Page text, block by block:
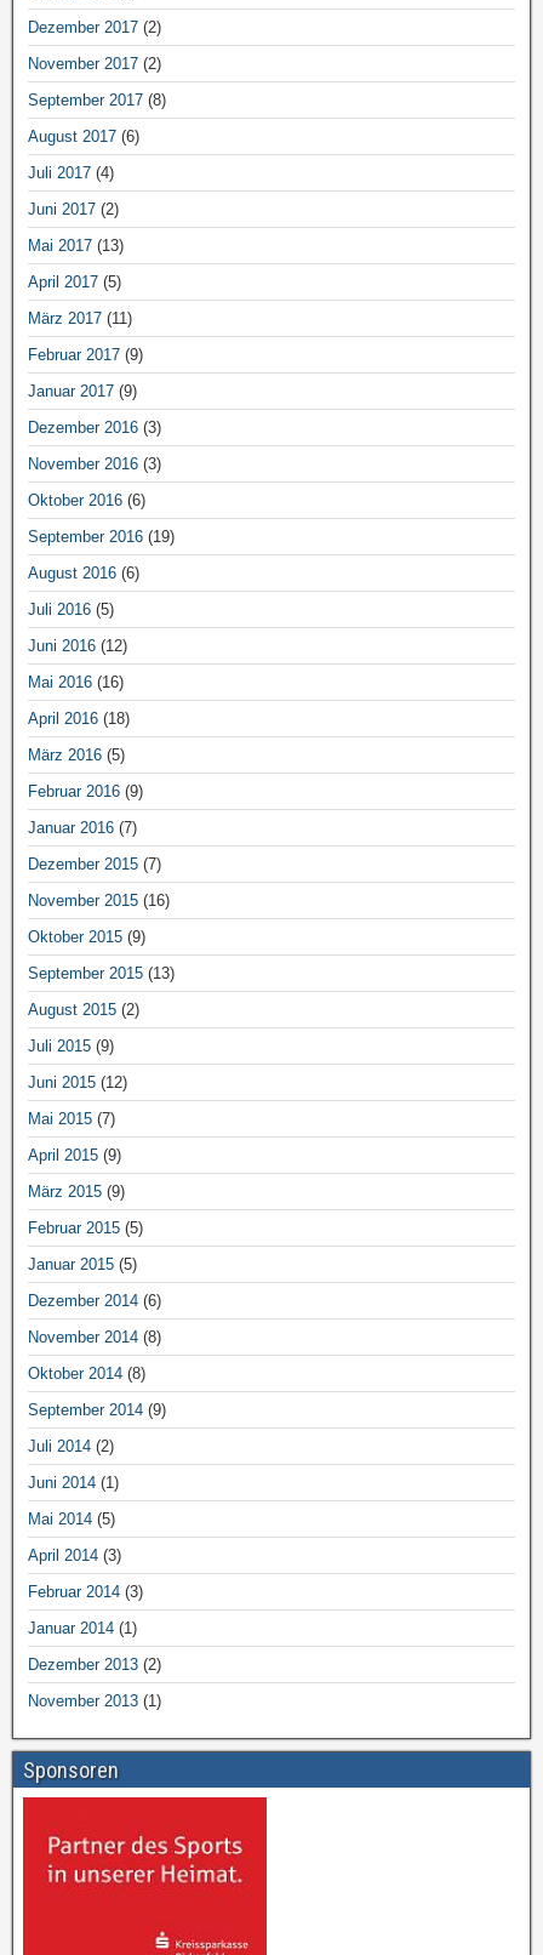
Dezember 2017 (2)
November 2017 (2)
September 2017 (8)
August 2017 (6)
Juli 2017 (4)
Juni 2017 (2)
Mai 2017 (13)
April 2017 (5)
März 2017 (11)
Februar 2017 (9)
Januar 2017 (9)
Dezember 2016 (3)
November 2016 (3)
Oktober 2016 (6)
September 2016 (19)
August 2016 (6)
Juli 2016 (5)
Juni 2016 (12)
Mai 2016 (16)
April 2016 (18)
März 2016 (5)
Februar 2016 (9)
Januar 2016 (7)
Dezember 2015 (7)
November 2015 (16)
Oktober 2015 (9)
September 2015 (13)
August 2015 (2)
Juli 2015 (9)
Juni 2015 (12)
Mai 2015 (7)
April 2015 (9)
März 2015 (9)
Februar 2015 (5)
Januar 2015 (5)
Dezember 2014 (6)
November 2014 (8)
Oktober 2014 (8)
September 2014 (9)
Juli 2014 (2)
Juni 2014 (1)
Mai 2014 (5)
April 2014 (3)
Februar 2014 (3)
Januar 2014 (1)
Dezember 2013 (2)
November 2013 (1)
Sponsoren